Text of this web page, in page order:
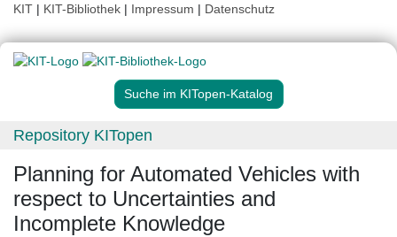
KIT | KIT-Bibliothek | Impressum | Datenschutz
Suche im KITopen-Katalog
Repository KITopen
Planning for Automated Vehicles with
respect to Uncertainties and
Incomplete Knowledge